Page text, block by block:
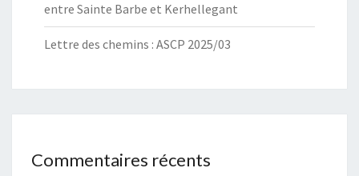
entre Sainte Barbe et Kerhellegant
Lettre des chemins : ASCP 2025/03
Commentaires récents